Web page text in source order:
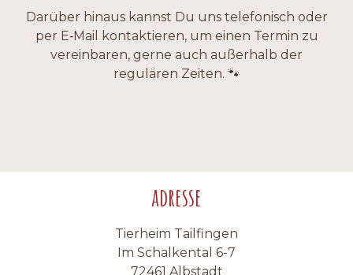
Kontakt & Anfahrt
Über uns
Vermittlungshilfe
Albstadt Challenge 2025
Satzung
Notfall
Darüber hinaus kannst Du uns telefonisch oder
per E‑Mail kontaktieren, um einen Termin zu
vereinbaren, gerne auch außerhalb der
regulären Zeiten. 🐾
adresse
Tierheim Tailfingen
Im Schalkental 6-7
72461 Albstadt